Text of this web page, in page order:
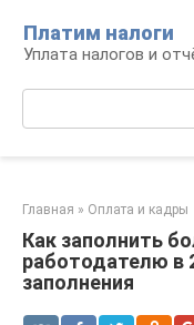
контенту
Платим налоги
Уплата налогов и
Главная » Оплата и кадры
Как заполнить
работодателю в
заполнения